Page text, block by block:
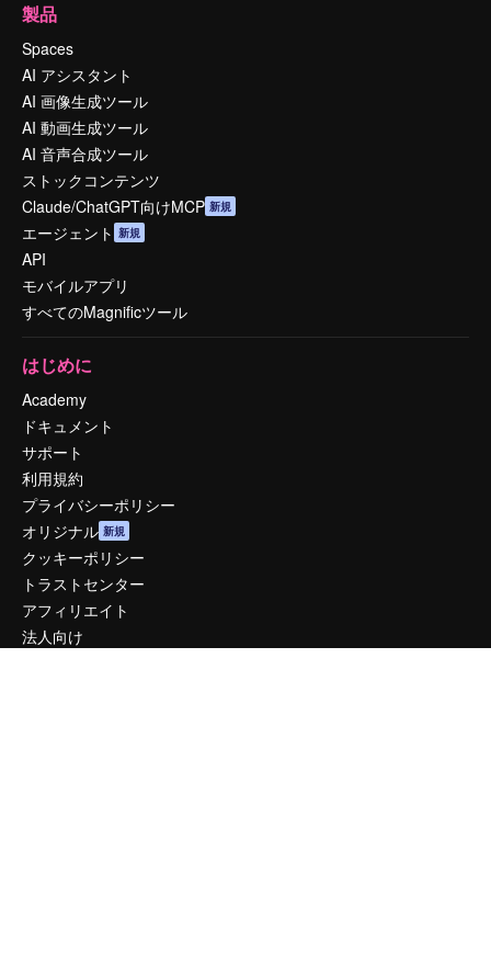
製品
Spaces
AI アシスタント
AI 画像生成ツール
AI 動画生成ツール
AI 音声合成ツール
ストックコンテンツ
Claude/ChatGPT向けMCP 新規
エージェント 新規
API
モバイルアプリ
すべてのMagnificツール
はじめに
Academy
ドキュメント
サポート
利用規約
プライバシーポリシー
オリジナル 新規
クッキーポリシー
トラストセンター
アフィリエイト
法人向け